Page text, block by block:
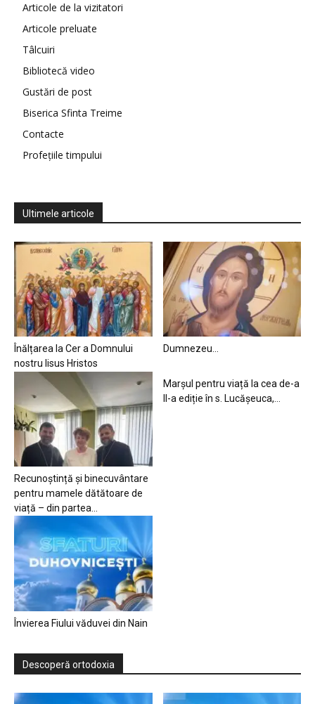
Articole de la vizitatori
Articole preluate
Tâlcuiri
Bibliotecă video
Gustări de post
Biserica Sfinta Treime
Contacte
Profețiile timpului
Ultimele articole
Înălțarea la Cer a Domnului
nostru Iisus Hristos
Dumnezeu…
Recunoștință și binecuvântare
pentru mamele dătătoare de
viață – din partea...
Marșul pentru viață la cea de-a
II-a ediție în s. Lucășeuca,...
Învierea Fiului văduvei din Nain
Descoperă ortodoxia